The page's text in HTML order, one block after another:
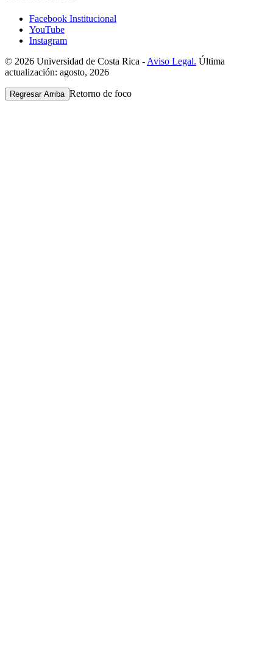
Facebook Institucional
YouTube
Instagram
© 2026 Universidad de Costa Rica - Aviso Legal. Última
actualización: agosto, 2026
Regresar Arriba Retorno de foco